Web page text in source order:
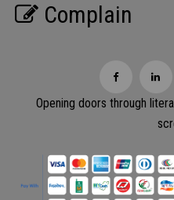
Complain
Opening doors through